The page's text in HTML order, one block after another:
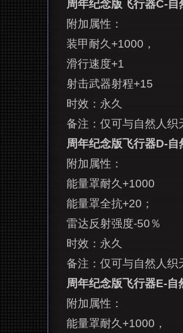
周年纪念版飞行器C-自
附加属性：
装甲耐久+1000，
滑行速度+1
射击武器射程+15
时效：永久
备注：仅可与自然人织
周年纪念版飞行器D-自
附加属性：
能量罩耐久+1000
能量罩全抗+20；
雷达反射强度-50％
时效：永久
备注：仅可与自然人织
周年纪念版飞行器E-自
附加属性：
能量罩耐久+1000，